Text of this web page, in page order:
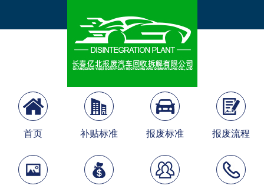
首页 补贴标准 报废标准 报废流程